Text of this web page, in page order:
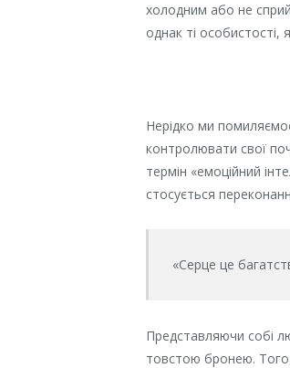
холодним або не
однак ті
Нерідко ми
контролювати свої
термін «емоційний
стосується
«Серце це
Представляючи собі
товстою бронею.